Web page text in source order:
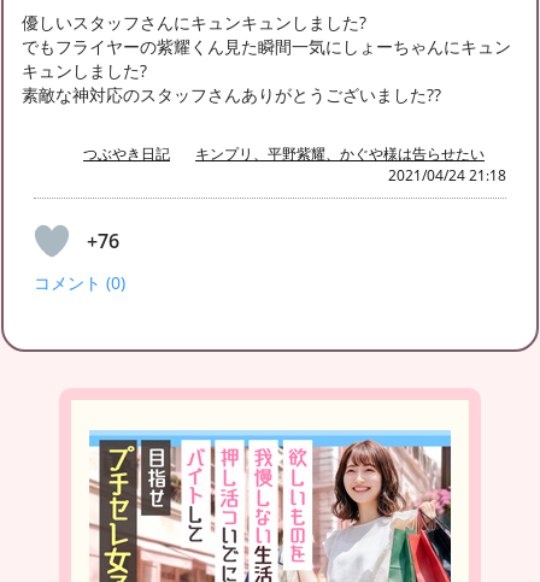
優しいスタッフさんにキュンキュンしました?
でもフライヤーの紫耀くん見た瞬間一気にしょーちゃんにキュン
キュンしました?
素敵な神対応のスタッフさんありがとうございました??
つぶやき日記
キンプリ、平野紫耀、かぐや様は告らせたい
2021/04/24 21:18
+76
コメント (0)